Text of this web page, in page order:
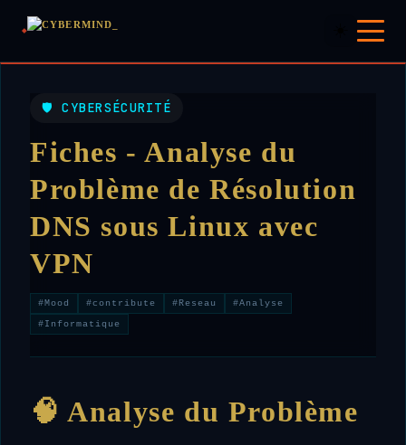
🛡️ CYBERSÉCURITÉ
Fiches - Analyse du
Problème de Résolution
DNS sous Linux avec
VPN
#Mood #contribute #Reseau #Analyse
#Informatique
🧠 Analyse du Problème